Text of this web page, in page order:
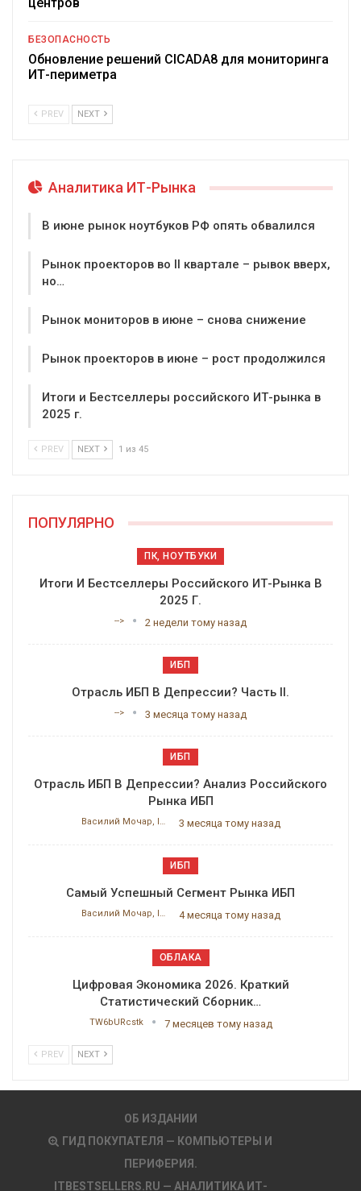
центров
БЕЗОПАСНОСТЬ
Обновление решений CICADA8 для мониторинга
ИТ-периметра
PREV NEXT
Аналитика ИТ-Рынка
В июне рынок ноутбуков РФ опять обвалился
Рынок проекторов во II квартале – рывок вверх,
но…
Рынок мониторов в июне – снова снижение
Рынок проекторов в июне – рост продолжился
Итоги и Бестселлеры российского ИТ-рынка в
2025 г.
PREV NEXT 1 из 45
ПОПУЛЯРНО
ПК, НОУТБУКИ
Итоги И Бестселлеры Российского ИТ-Рынка В
2025 Г.
--> 2 недели тому назад
ИБП
Отрасль ИБП В Депрессии? Часть II.
--> 3 месяца тому назад
ИБП
Отрасль ИБП В Депрессии? Анализ Российского
Рынка ИБП
Василий Мочар, ITResearch 3 месяца тому назад
ИБП
Самый Успешный Сегмент Рынка ИБП
Василий Мочар, ITResearch 4 месяца тому назад
ОБЛАКА
Цифровая Экономика 2026. Краткий
Статистический Сборник…
TW6bURcstk 7 месяцев тому назад
PREV NEXT
ОБ ИЗДАНИИ
ГИД ПОКУПАТЕЛЯ — КОМПЬЮТЕРЫ И
ПЕРИФЕРИЯ.
ITBESTSELLERS.RU — АНАЛИТИКА ИТ-